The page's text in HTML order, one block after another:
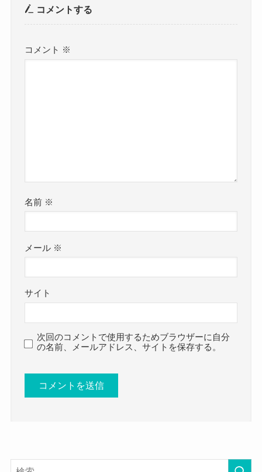
コメントする
コメント ※
名前 ※
メール ※
サイト
次回のコメントで使用するためブラウザーに自分
の名前、メールアドレス、サイトを保存する。